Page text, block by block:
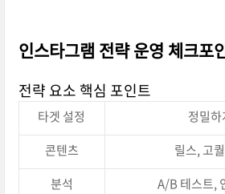
인스타그램 전략 운영 체크포
전략 요소 핵심 포인트
타겟 설정
정밀
콘텐츠
릴스, 고
분석
A/B 테스트,